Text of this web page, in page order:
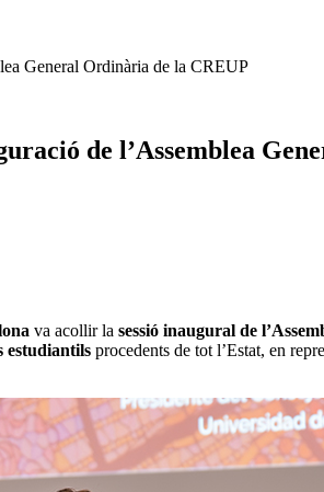
General Ordinària de la CREUP
de l’Assemblea
va acollir la sessió inaugural de
estudiantils procedents de tot l’Estat, en